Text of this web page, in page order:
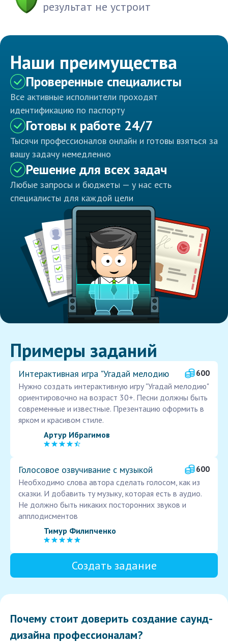
результат не устроит
Наши преимущества
Проверенные специалисты
Все активные исполнители проходят
идентификацию по паспорту
Готовы к работе 24/7
Тысячи профессионалов онлайн и готовы взяться за
вашу задачу немедленно
Решение для всех задач
Любые запросы и бюджеты — у нас есть
специалисты для каждой цели
Примеры заданий
Интерактивная игра "Угадай мелодию
600
Нужно создать интерактивную игру "Угадай мелодию"
ориентировочно на возраст 30+. Песни должны быть
современные и известные. Презентацию оформить в
ярком и красивом стиле.
Артур Ибрагимов
Голосовое озвучивание с музыкой
600
Необходимо слова автора сделать голосом, как из
сказки. И добавить ту музыку, которая есть в аудио.
Не должно быть никаких посторонних звуков и
апплодисментов
Тимур Филипченко
Создать задание
Почему стоит доверить создание саунд-
дизайна профессионалам?